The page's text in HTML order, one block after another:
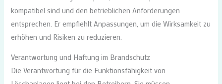
kompatibel sind und den betrieblichen Anforderungen
entsprechen. Er empfiehlt Anpassungen, um die Wirksamkeit zu
erhöhen und Risiken zu reduzieren.
Verantwortung und Haftung im Brandschutz
Die Verantwortung für die Funktionsfähigkeit von